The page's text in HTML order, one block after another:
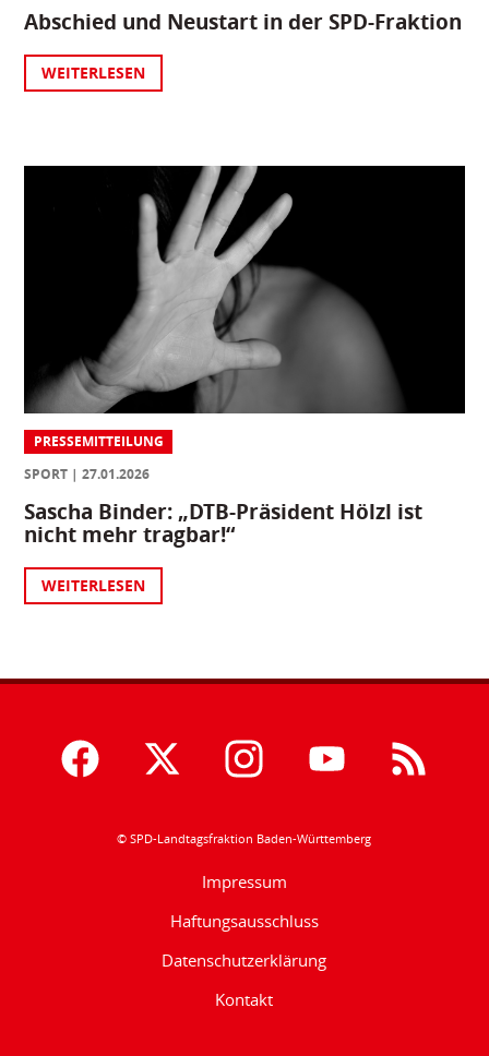
Abschied und Neustart in der SPD-Fraktion
WEITERLESEN
PRESSEMITTEILUNG
SPORT
27.01.2026
Sascha Binder: „DTB-Präsident Hölzl ist
nicht mehr tragbar!“
WEITERLESEN
© SPD-Landtagsfraktion Baden-Württemberg
Impressum
Haftungsausschluss
Datenschutzerklärung
Kontakt